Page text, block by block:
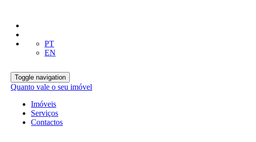
PT
EN
Toggle navigation
Quanto vale o seu imóvel
Imóveis
Serviços
Contactos